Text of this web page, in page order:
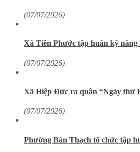
(07/07/2026)
Xã Tiên Phước tập huấn kỹ
(07/07/2026)
Xã Hiệp Đức ra quân “Ngày thứ
(07/07/2026)
Phường Bàn Thạch tổ chức tập